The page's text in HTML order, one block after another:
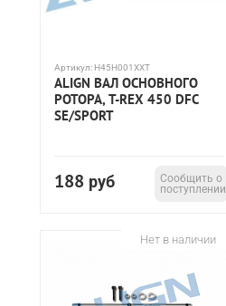
Артикул: H45H001XXT
ALIGN ВАЛ ОСНОВНОГО
РОТОРА, T-REX 450 DFC
SE/SPORT
188 руб
Сообщить о
поступлении
Нет в наличии